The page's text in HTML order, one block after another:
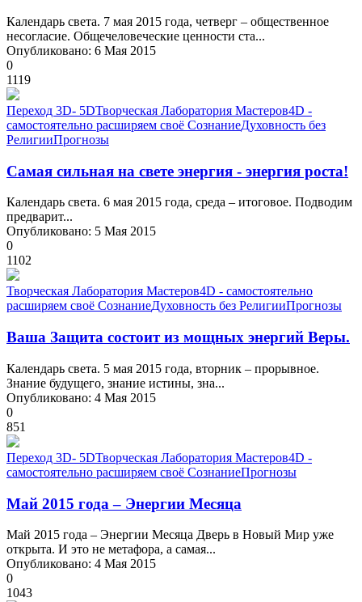
Календарь света. 7 мая 2015 года, четверг – общественное
несогласие. Общечеловеческие ценности ста...
Опубликовано: 6 Мая 2015
0
1119
Переход 3D- 5DТворческая Лаборатория Мастеров4D -
самостоятельно расширяем своё СознаниеДуховность без
РелигииПрогнозы
Самая сильная на свете энергия - энергия роста!
Календарь света. 6 мая 2015 года, среда – итоговое. Подводим
предварит...
Опубликовано: 5 Мая 2015
0
1102
Творческая Лаборатория Мастеров4D - самостоятельно
расширяем своё СознаниеДуховность без РелигииПрогнозы
Ваша Защита состоит из мощных энергий Веры.
Календарь света. 5 мая 2015 года, вторник – прорывное.
Знание будущего, знание истины, зна...
Опубликовано: 4 Мая 2015
0
851
Переход 3D- 5DТворческая Лаборатория Мастеров4D -
самостоятельно расширяем своё СознаниеПрогнозы
Май 2015 года – Энергии Месяца
Май 2015 года – Энергии Месяца Дверь в Новый Мир уже
открыта. И это не метафора, а самая...
Опубликовано: 4 Мая 2015
0
1043